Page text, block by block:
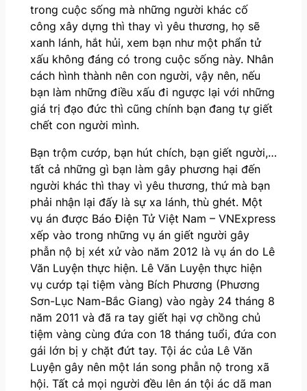
trong cuộc sống mà những người khác cố
công xây dựng thì thay vì yêu thương, họ sẽ
xanh lánh, hắt hủi, xem bạn như một phẩn tử
xấu không đáng có trong cuộc sống này. Nhân
cách hình thành nên con người, vậy nên, nếu
bạn làm những điều xấu đi ngược lại với những
giá trị đạo đức thì cũng chính bạn đang tự giết
chết con người mình.
Bạn trộm cướp, bạn hút chích, bạn giết người,…
tất cả những gì bạn làm gây phương hại đến
người khác thì thay vì yêu thương, thứ mà bạn
phải nhận lại đấy là sự xa lánh, thù ghét. Một
vụ án được Báo Điện Tử Việt Nam – VNExpress
xếp vào trong những vụ án giết người gây
phẫn nộ bị xét xử vào năm 2012 là vụ án do Lê
Văn Luyện thực hiện. Lê Văn Luyện thực hiện
vụ cướp tại tiệm vàng Bích Phương (Phương
Sơn-Lục Nam-Bắc Giang) vào ngày 24 tháng 8
năm 2011 và đã ra tay giết hại vợ chồng chủ
tiệm vàng cùng đứa con 18 tháng tuổi, đứa con
gái lớn bị y chặt đứt tay. Tội ác của Lê Văn
Luyện gây nên một lán song phẫn nộ trong xã
hội. Tất cả mọi người đều lên án tội ác dã man